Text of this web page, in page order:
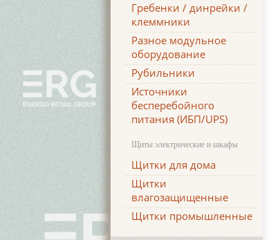
Гребенки / динрейки /
клеммники
Разное модульное
оборудование
Рубильники
Источники
бесперебойного
питания (ИБП/UPS)
Щиты электрические и шкафы
Щитки для дома
Щитки
влагозащищенные
Щитки промышленные